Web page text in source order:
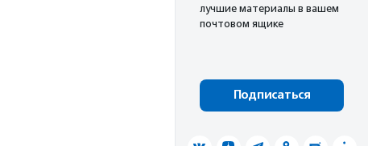
лучшие материалы в вашем
почтовом ящике
Подписаться